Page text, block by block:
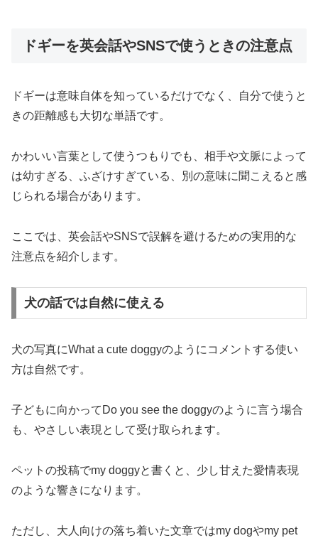
ドギーを英会話やSNSで使うときの注意点
ドギーは意味自体を知っているだけでなく、自分で使うと
きの距離感も大切な単語です。
かわいい言葉として使うつもりでも、相手や文脈によって
は幼すぎる、ふざけすぎている、別の意味に聞こえると感
じられる場合があります。
ここでは、英会話やSNSで誤解を避けるための実用的な
注意点を紹介します。
犬の話では自然に使える
犬の写真にWhat a cute doggyのようにコメントする使い
方は自然です。
子どもに向かってDo you see the doggyのように言う場合
も、やさしい表現として受け取られます。
ペットの投稿でmy doggyと書くと、少し甘えた愛情表現
のような響きになります。
ただし、大人向けの落ち着いた文章ではmy dogやmy pet